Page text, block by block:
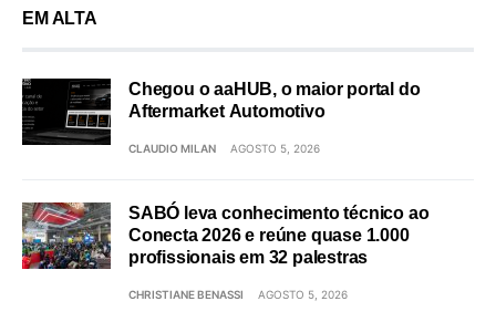
EM ALTA
Chegou o aaHUB, o maior portal do
Aftermarket Automotivo
CLAUDIO MILAN AGOSTO 5, 2026
SABÓ leva conhecimento técnico ao
Conecta 2026 e reúne quase 1.000
profissionais em 32 palestras
CHRISTIANE BENASSI AGOSTO 5, 2026